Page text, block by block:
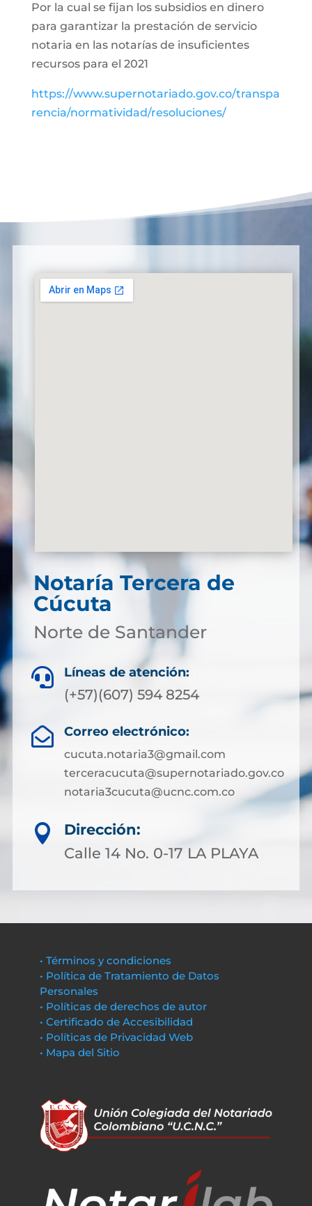
Por la cual se fijan los subsidios en dinero
para garantizar la prestación de servicio
notaria en las notarías de insuficientes
recursos para el 2021
https://www.supernotariado.gov.co/transpa
rencia/normatividad/resoluciones/
Notaría Tercera de
Cúcuta
Norte de Santander
 Líneas de atención:
(+57)(607) 594 8254
 Correo electrónico:
cucuta.notaria3@gmail.com
terceracucuta@supernotariado.gov.co
notaria3cucuta@ucnc.com.co

Dirección:
Calle 14 No. 0-17 LA PLAYA
• Términos y condiciones
• Política de Tratamiento de Datos
Personales
• Políticas de derechos de autor
• Certificado de Accesibilidad
• Políticas de Privacidad Web
• Mapa del Sitio